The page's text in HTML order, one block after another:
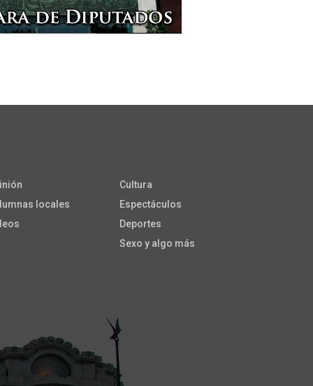
locales
Cultura
Espectáculos
Deportes
Sexo y algo más